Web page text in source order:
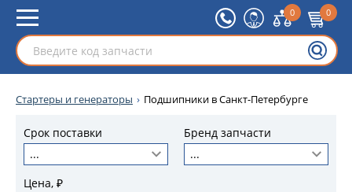
0 0
Стартеры и генераторы Подшипники в Санкт-Петербурге
Срок поставки
...
Бренд запчасти
...
Цена, ₽